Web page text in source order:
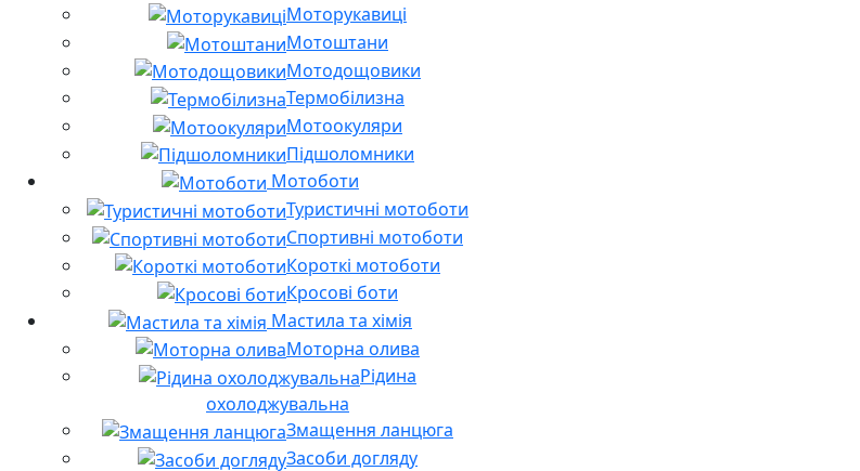
Моторукавиці
Мотоштани
Мотодощовики
Термобілизна
Мотоокуляри
Підшоломники
Мотоботи
Туристичні мотоботи
Спортивні мотоботи
Короткі мотоботи
Кросові боти
Мастила та хімія
Моторна олива
Рідина
охолоджувальна
Змащення ланцюга
Засоби догляду